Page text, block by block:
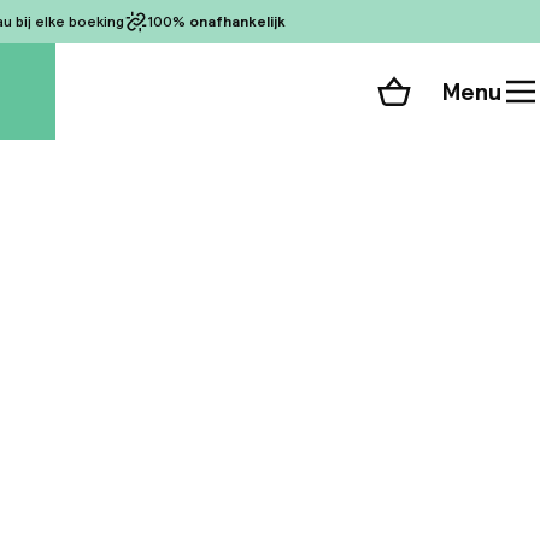
bij elke boeking 100% onafhankelijk
Winkelmand
Menu